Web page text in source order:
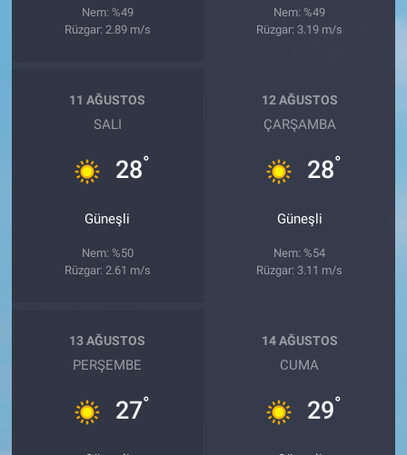
Nem: %49
Rüzgar: 2.89 m/s
Nem: %49
Rüzgar: 3.19 m/s
11 AĞUSTOS
SALI
28°
Güneşli
Nem: %50
Rüzgar: 2.61 m/s
12 AĞUSTOS
ÇARŞAMBA
28°
Güneşli
Nem: %54
Rüzgar: 3.11 m/s
13 AĞUSTOS
PERŞEMBE
27°
14 AĞUSTOS
CUMA
29°